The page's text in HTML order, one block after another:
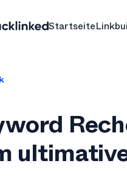
Startseite